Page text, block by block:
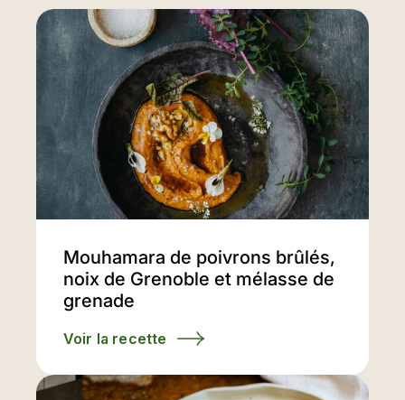
Mouhamara de poivrons brûlés,
noix de Grenoble et mélasse de
grenade
Voir la recette